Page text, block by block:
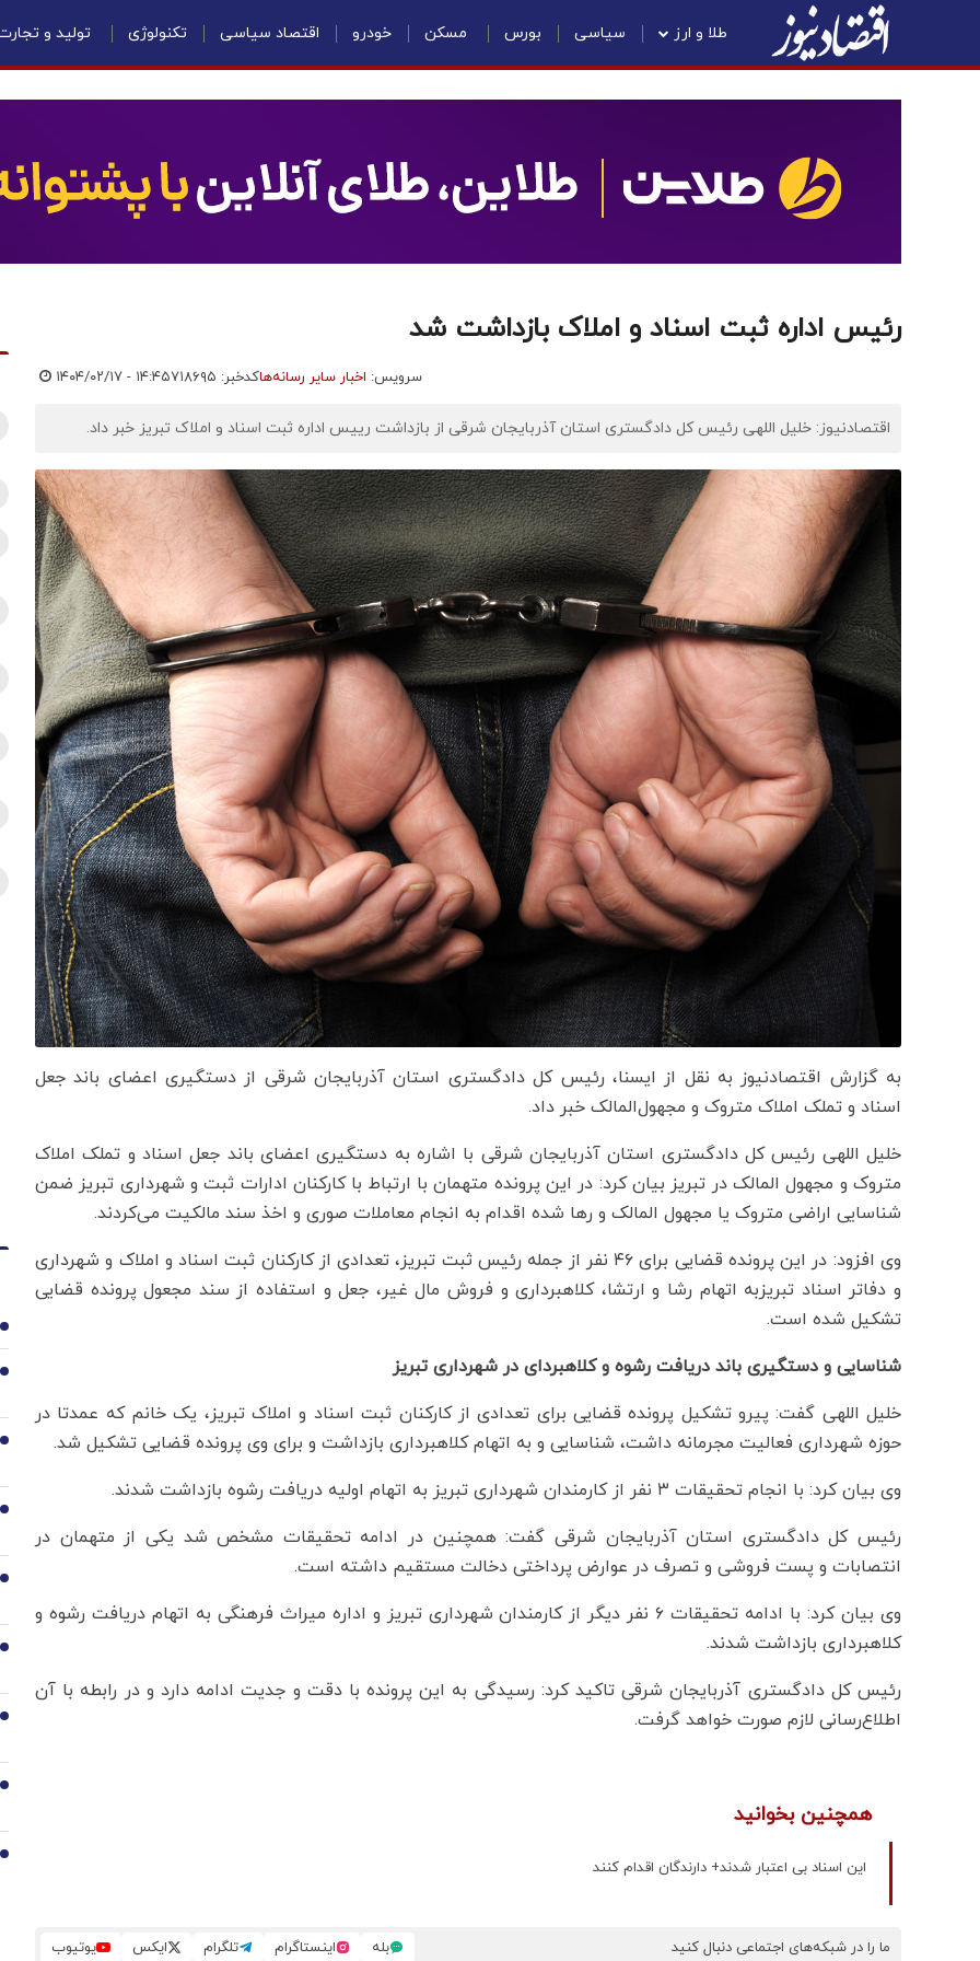
طلا و ارز سیاسی بورس مسکن خودرو اقتصاد سیاسی تکنولوژی تولید و
رئیس اداره ثبت اسناد و املاک بازداشت شد
سرویس: اخبار سایر رسانه‌هاکدخبر: ۷۱۸۶۹۵ ۱۴۰۴/۰۲/۱۷ - ۱۴:۴۵
اقتصادنیوز: خلیل اللهی رئیس کل دادگستری استان آذربایجان شرقی از بازداشت رییس اداره ثبت اسناد و املاک تبریز خبر داد.
به گزارش اقتصادنیوز به نقل از ایسنا، رئیس کل دادگستری استان آذربایجان شرقی از دستگیری اعضای باند جعل
اسناد و تملک املاک متروک و مجهول‌المالک خبر داد.
خلیل اللهی رئیس کل دادگستری استان آذربایجان شرقی با اشاره به دستگیری اعضای باند جعل اسناد و تملک املاک
متروک و مجهول المالک در تبریز بیان کرد: در این پرونده متهمان با ارتباط با کارکنان ادارات ثبت و شهرداری تبریز ضمن
شناسایی اراضی متروک یا مجهول المالک و رها شده اقدام به انجام معاملات صوری و اخذ سند مالکیت می‌کردند.
وی افزود: در این پرونده قضایی برای ۴۶ نفر از جمله رئیس ثبت تبریز، تعدادی از کارکنان ثبت اسناد و املاک و شهرداری
و دفاتر اسناد تبریزبه اتهام رشا و ارتشا، کلاهبرداری و فروش مال غیر، جعل و استفاده از سند مجعول پرونده قضایی
تشکیل شده است.
شناسایی و دستگیری باند دریافت رشوه و کلاهبردای در شهرداری تبریز
خلیل اللهی گفت: پیرو تشکیل پرونده قضایی برای تعدادی از کارکنان ثبت اسناد و املاک تبریز، یک خانم که عمدتا در
حوزه شهرداری فعالیت مجرمانه داشت، شناسایی و به اتهام کلاهبرداری بازداشت و برای وی پرونده قضایی تشکیل شد.
وی بیان کرد: با انجام تحقیقات ۳ نفر از کارمندان شهرداری تبریز به اتهام اولیه دریافت رشوه بازداشت شدند.
رئیس کل دادگستری استان آذربایجان شرقی گفت: همچنین در ادامه تحقیقات مشخص شد یکی از متهمان در
انتصابات و پست فروشی و تصرف در عوارض پرداختی دخالت مستقیم داشته است.
وی بیان کرد: با ادامه تحقیقات ۶ نفر دیگر از کارمندان شهرداری تبریز و اداره میراث فرهنگی به اتهام دریافت رشوه و
کلاهبرداری بازداشت شدند.
رئیس کل دادگستری آذربایجان شرقی تاکید کرد: رسیدگی به این پرونده با دقت و جدیت ادامه دارد و در رابطه با آن
اطلاع‌رسانی لازم صورت خواهد گرفت.
همچنین بخوانید
این اسناد بی اعتبار شدند+ دارندگان اقدام کنند
ما را در شبکه‌های اجتماعی دنبال کنید بله اینستاگرام تلگرام ایکس یوتیوب
1
2
6
7
8
9